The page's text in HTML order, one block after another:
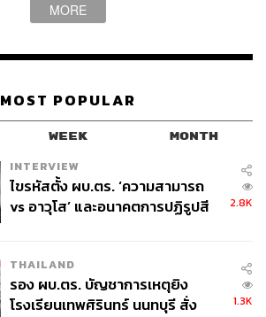
MORE
MOST POPULAR
WEEK MONTH
INTERVIEW
ไขรหัสตั้ง ผบ.ตร. ‘ความสามารถ
vs อาวุโส’ และอนาคตการปฏิรูปสี
2.8K
THAILAND
รอง ผบ.ตร. บัญชาการเหตุยิง
โรงเรียนเทพศิรินทร์ นนทบุรี สั่ง
1.3K